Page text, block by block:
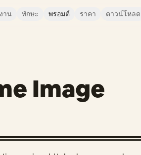
าน ทักษะ พรอมต์ ราคา ดาวน์โหลด
Image